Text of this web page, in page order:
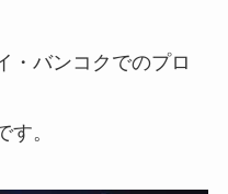
バンコクでのプロ
。